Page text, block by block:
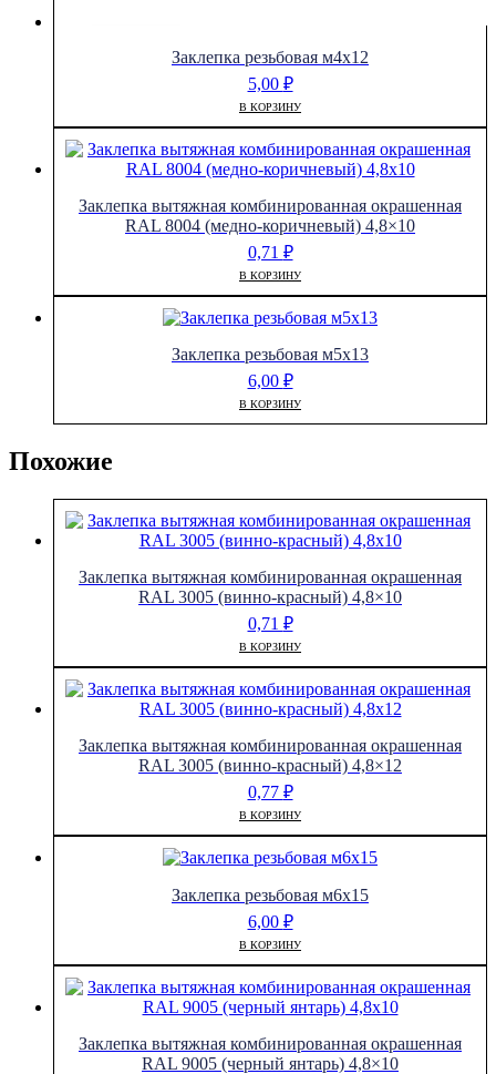
Заклепка резьбовая м4х12
5,00 ₽
В КОРЗИНУ
Заклепка вытяжная комбинированная окрашенная
RAL 8004 (медно-коричневый) 4,8×10
0,71 ₽
В КОРЗИНУ
Заклепка резьбовая м5х13
6,00 ₽
В КОРЗИНУ
Похожие
Заклепка вытяжная комбинированная окрашенная
RAL 3005 (винно-красный) 4,8×10
0,71 ₽
В КОРЗИНУ
Заклепка вытяжная комбинированная окрашенная
RAL 3005 (винно-красный) 4,8×12
0,77 ₽
В КОРЗИНУ
Заклепка резьбовая м6х15
6,00 ₽
В КОРЗИНУ
Заклепка вытяжная комбинированная окрашенная
RAL 9005 (черный янтарь) 4,8×10